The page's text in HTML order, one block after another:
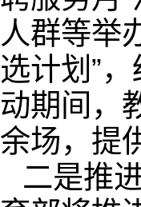
人群等举
选计划”
动期间，
余场，提
二是推